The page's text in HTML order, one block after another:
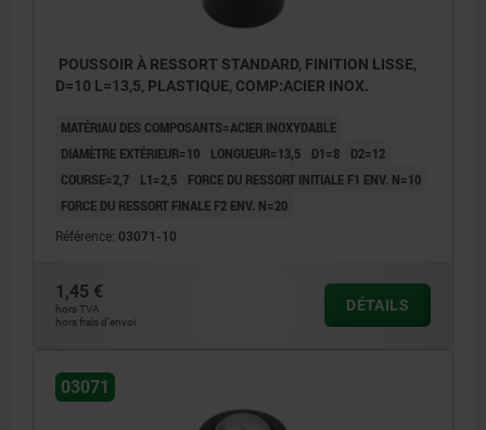
POUSSOIR À RESSORT STANDARD, FINITION LISSE,
D=10 L=13,5, PLASTIQUE, COMP:ACIER INOX.
MATÉRIAU DES COMPOSANTS=ACIER INOXYDABLE
DIAMÈTRE EXTÉRIEUR=10
LONGUEUR=13,5 D1=8
D2=12
COURSE=2,7
L1=2,5
FORCE DU RESSORT INITIALE F1 ENV. N=10
FORCE DU RESSORT FINALE F2 ENV. N=20
Référence: 03071-10
1,45 €
hors TVA
hors frais d’envoi
DÉTAILS
03071